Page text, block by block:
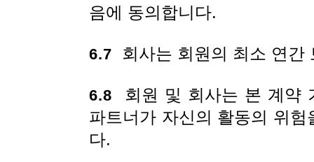
음에 동의합니다.
6.7 회사는 회원의 최소 연간
6.8 회원 및 회사는 본 계약
파트너가 자신의 활동의 위
다.